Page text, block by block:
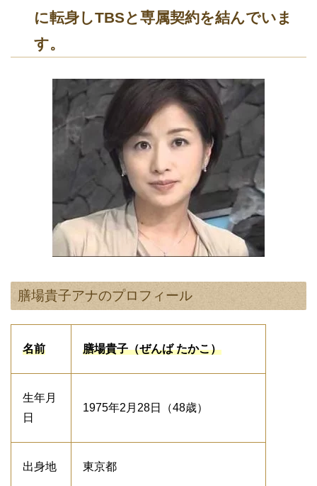
に転身しTBSと専属契約を結んでいま
す。
膳場貴子アナのプロフィール
名前 膳場貴子（ぜんば たかこ）
生年月
日
1975年2月28日（48歳）
出身地 東京都